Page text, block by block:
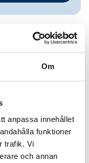
Om
anpassa innehållet
funktioner
trafik. Vi
och annan